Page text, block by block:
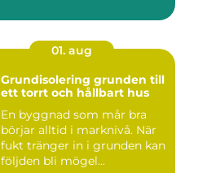
01. aug
Grundisolering grunden till
ett torrt och hållbart hus
En byggnad som mår bra
börjar alltid i marknivå. När
fukt tränger in i grunden kan
följden bli mögel...